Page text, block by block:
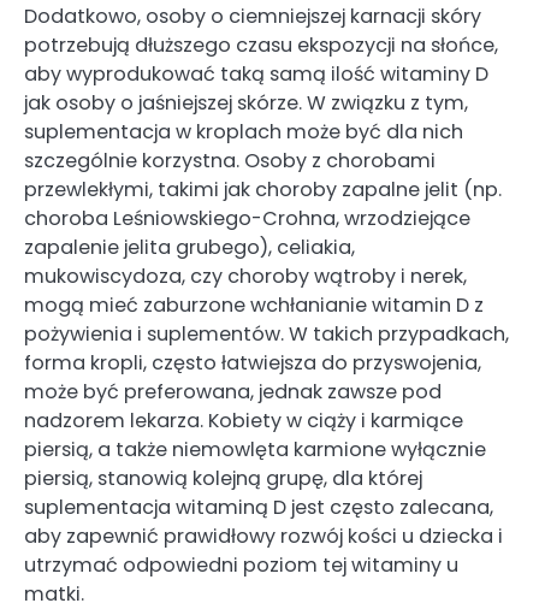
Dodatkowo, osoby o ciemniejszej karnacji skóry
potrzebują dłuższego czasu ekspozycji na słońce,
aby wyprodukować taką samą ilość witaminy D
jak osoby o jaśniejszej skórze. W związku z tym,
suplementacja w kroplach może być dla nich
szczególnie korzystna. Osoby z chorobami
przewlekłymi, takimi jak choroby zapalne jelit (np.
choroba Leśniowskiego-Crohna, wrzodziejące
zapalenie jelita grubego), celiakia,
mukowiscydoza, czy choroby wątroby i nerek,
mogą mieć zaburzone wchłanianie witamin D z
pożywienia i suplementów. W takich przypadkach,
forma kropli, często łatwiejsza do przyswojenia,
może być preferowana, jednak zawsze pod
nadzorem lekarza. Kobiety w ciąży i karmiące
piersią, a także niemowlęta karmione wyłącznie
piersią, stanowią kolejną grupę, dla której
suplementacja witaminą D jest często zalecana,
aby zapewnić prawidłowy rozwój kości u dziecka i
utrzymać odpowiedni poziom tej witaminy u
matki.